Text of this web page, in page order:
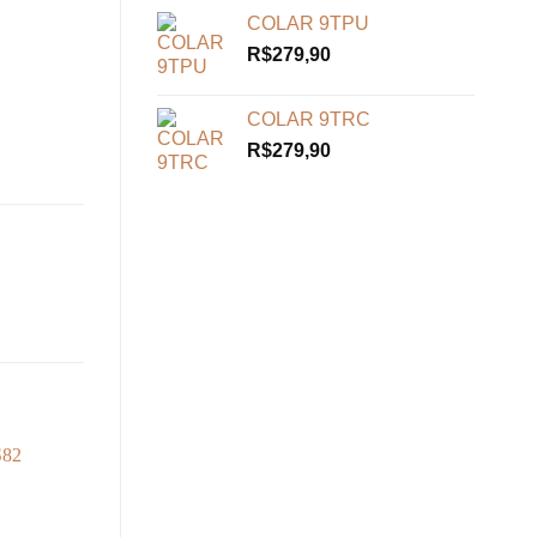
COLAR 9TPU
R$279,90
COLAR 9TRC
R$279,90